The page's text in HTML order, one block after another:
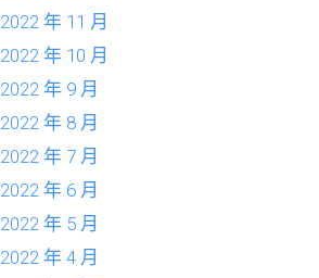
2022 年 11 月
2022 年 10 月
2022 年 9 月
2022 年 8 月
2022 年 7 月
2022 年 6 月
2022 年 5 月
2022 年 4 月